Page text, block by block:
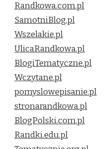
Randkowa.com.pl
SamotniBlog.pl
Wszelakie.pl
UlicaRandkowa.pl
BlogiTematyczne.pl
Wczytane.pl
pomyslowepisanie.pl
stronarandkowa.pl
BlogPolski.com.pl
Randki.edu.pl